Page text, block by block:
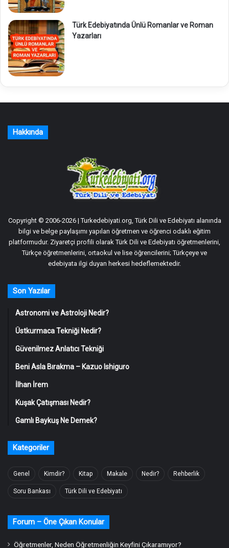
Türk Edebiyatında Ünlü Romanlar ve Roman
Yazarları
Hakkında
Copyright © 2006-2026 | Turkedebiyati.org, Türk Dili ve Edebiyatı alanında
bilgi ve belge paylaşımı yapılan öğretmen ve öğrenci odaklı eğitim
platformudur. Ziyaretçi profili olarak Türk Dili ve Edebiyatı öğretmenlerini,
Türkçe öğretmenlerini, ortaokul ve lise öğrencilerini; Türkçeye ve
edebiyata ilgi duyan herkesi hedeflemektedir.
Son Yazılar
Astronomi ve Astroloji Nedir?
Üstkurmaca Tekniği Nedir?
Güvenilmez Anlatıcı Tekniği
Beni Asla Bırakma – Kazuo Ishiguro
İlhan İrem
Kuşak Çatışması Nedir?
Gamlı Baykuş Ne Demek?
Kategoriler
Genel Kimdir? Kitap Makale Nedir? Rehberlik
Soru Bankası Türk Dili ve Edebiyatı
Forum – Öne Çıkan Konular
Öğretmenler, Neden Öğretmenliğin Keyfini Çıkaramıyor?